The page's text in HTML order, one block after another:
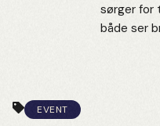
sørger for
både ser
EVENT